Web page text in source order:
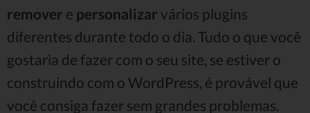
remover e personalizar vários plugins
diferentes durante todo o dia. Tudo o que você
gostaria de fazer com o seu site, se estiver o
construindo com o WordPress, é provável que
você consiga fazer sem grandes problemas.